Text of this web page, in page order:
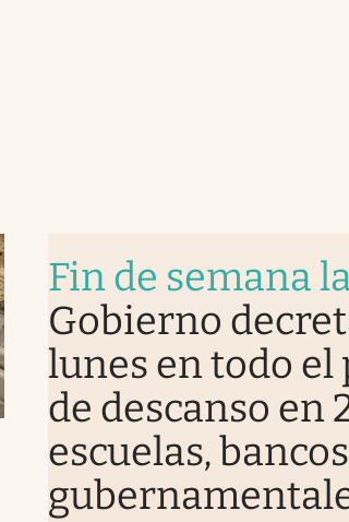
Fin de semana
Gobierno
lunes en todo el
de descanso en
escuelas,